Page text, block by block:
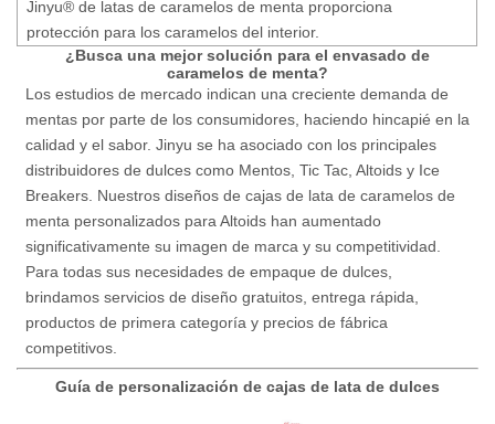
Jinyu® de latas de caramelos de menta proporciona
protección para los caramelos del interior.
¿Busca una mejor solución para el envasado de
caramelos de menta?
Los estudios de mercado indican una creciente demanda de
mentas por parte de los consumidores, haciendo hincapié en la
calidad y el sabor. Jinyu se ha asociado con los principales
distribuidores de dulces como Mentos, Tic Tac, Altoids y Ice
Breakers. Nuestros diseños de cajas de lata de caramelos de
menta personalizados para Altoids han aumentado
significativamente su imagen de marca y su competitividad.
Para todas sus necesidades de empaque de dulces,
brindamos servicios de diseño gratuitos, entrega rápida,
productos de primera categoría y precios de fábrica
competitivos.
Guía de personalización de cajas de lata de dulces